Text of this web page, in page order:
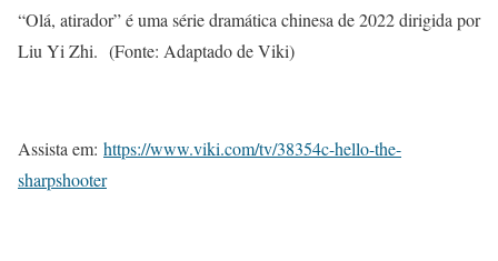
“Olá, atirador” é uma série dramática chinesa de 2022 dirigida por
Liu Yi Zhi. (Fonte: Adaptado de Viki)
Assista em: https://www.viki.com/tv/38354c-hello-the-
sharpshooter